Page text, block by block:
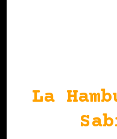
La